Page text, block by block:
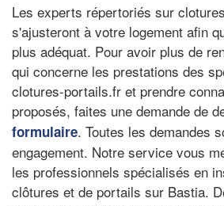
Les experts répertoriés sur
s'ajusteront à votre logement afin
plus adéquat. Pour avoir plus de
qui concerne les prestations des
clotures-portails.fr et prendre
proposés, faites une demande de
formulaire. Toutes les demandes
engagement. Notre service vous
les professionnels spécialisés en
clôtures et de portails sur Bastia.